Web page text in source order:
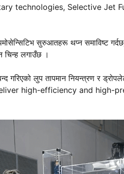
technologies, Selective Jet
सुरुआतहरू थप्न समाविष्ट
चिन्ह लगाउँछ ।
गरिएको लुप तापमान नियन्त्रण र
high-efficiency and high-